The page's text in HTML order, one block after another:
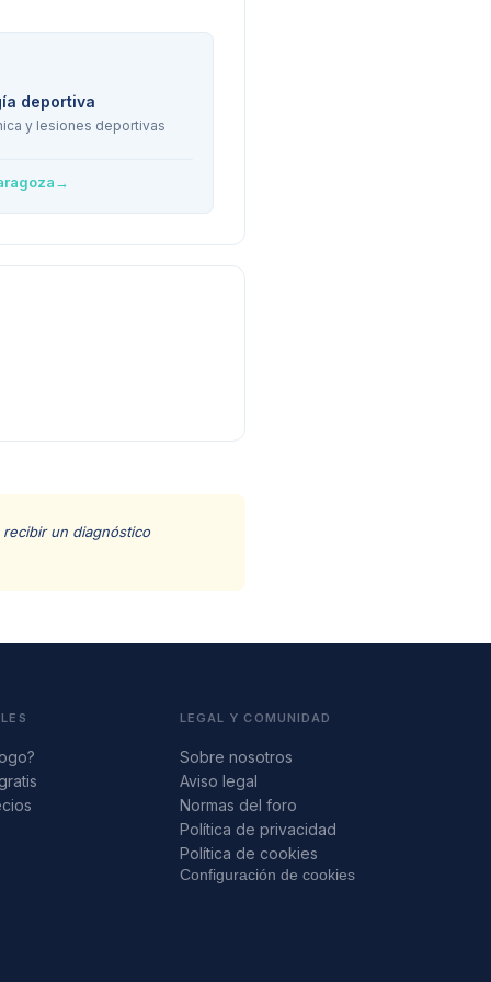
deportiva
y lesiones deportivas
→
un diagnóstico
LEGAL Y COMUNIDAD
Sobre nosotros
Aviso legal
Normas del foro
Política de privacidad
Política de cookies
Configuración de cookies